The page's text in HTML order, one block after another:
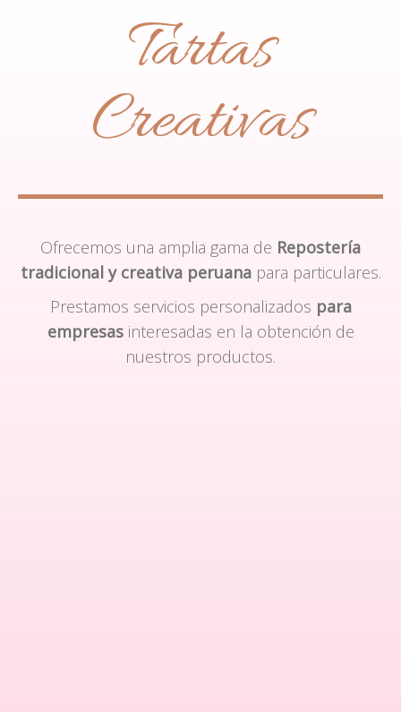
Tartas
Creativas
Ofrecemos una amplia gama de Repostería
tradicional y creativa peruanapara particulares.
Prestamos servicios personalizados para
empresasinteresadas en la obtención de
nuestros productos.